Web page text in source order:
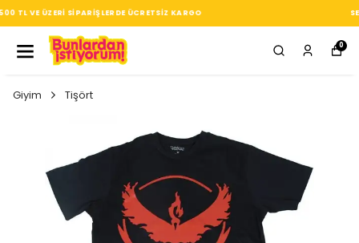
SEÇTIĞIN HER ÜRÜN, TARZINA DAIR KÜÇÜK BIR IMZA
0
Giyim Tişört